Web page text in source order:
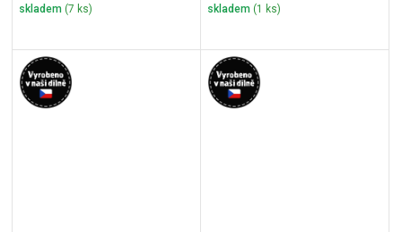
skladem (7 ks) skladem (1 ks)